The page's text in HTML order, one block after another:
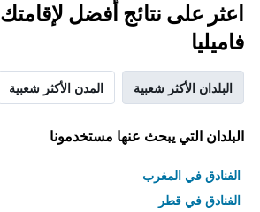
اعثر على نتائج أفضل
فاميليا
البلدان الأكثر شعبية المدن الأكثر شعبية
البلدان التي يبحث عنها مستخدمونا
الفنادق في المغرب
الفنادق في قطر